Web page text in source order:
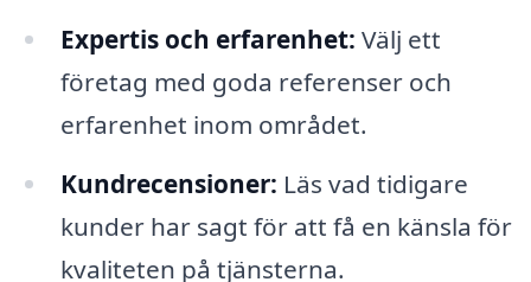
Expertis och erfarenhet: Välj ett
företag med goda referenser och
erfarenhet inom området.
Kundrecensioner: Läs vad tidigare
kunder har sagt för att få en känsla för
kvaliteten på tjänsterna.